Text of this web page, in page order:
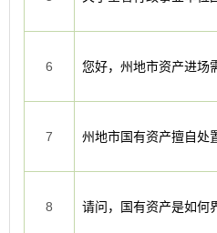
6 您好，州地市资产进场
7 州地市国有资产擅自处
8 请问，国有资产是如何